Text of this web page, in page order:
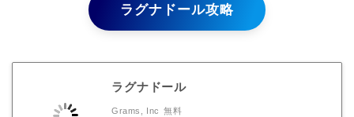
ラグナドール攻略
ラグナドール
Grams, Inc 無料